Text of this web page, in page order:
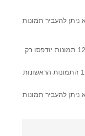
ניתן להעביר תמונות
לתשומת לבך! במידה ויתקבלו פחות מ-12 תמונות יודפסו רק
במידה ויתקבלו יותר מ-12 תמונות רק 12 התמונות הראשונות
ניתן להעביר תמונות